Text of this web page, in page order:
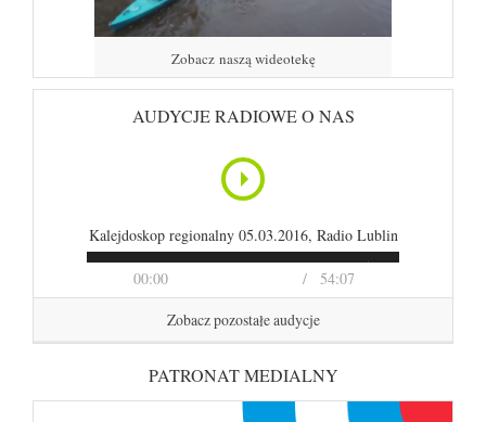
Zobacz naszą wideotekę
AUDYCJE RADIOWE O NAS
00:00 54:07
Kalejdoskop regionalny 05.03.2016, Radio Lublin
Zobacz pozostałe audycje
PATRONAT MEDIALNY